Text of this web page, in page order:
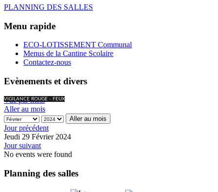
PLANNING DES SALLES
Menu rapide
ECO-LOTISSEMENT Communal
Menus de la Cantine Scolaire
Contactez-nous
Evènements et divers
VIGILANCE ROUGE - FEUX
Vue par mois
Aller au mois
Aller au mois
Jour précédent
Jeudi 29 Février 2024
Jour suivant
No events were found
Planning des salles